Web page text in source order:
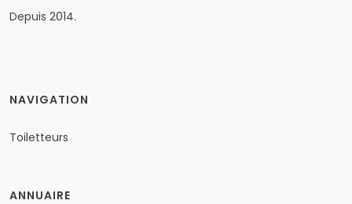
Depuis 2014.
NAVIGATION
Toiletteurs
ANNUAIRE